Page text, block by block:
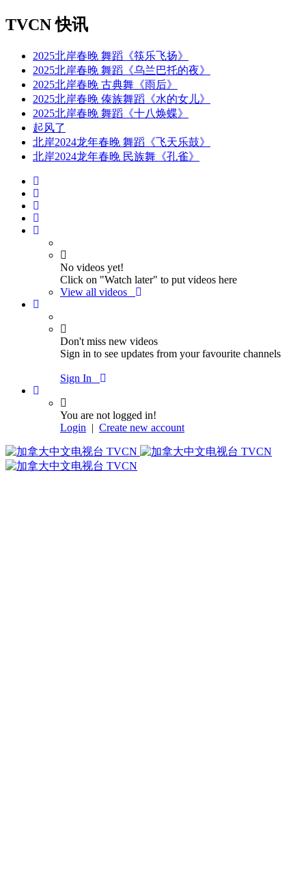
TVCN 快讯
2025北岸春晚 舞蹈《筷乐飞扬》
2025北岸春晚 舞蹈《乌兰巴托的夜》
2025北岸春晚 古典舞《雨后》
2025北岸春晚 傣族舞蹈《水的女儿》
2025北岸春晚 舞蹈《十八焕蝶》
起风了
北岸2024龙年春晚 舞蹈《飞天乐鼓》
北岸2024龙年春晚 民族舞《孔雀》
No videos yet!
Click on "Watch later" to put videos here
View all videos
Don't miss new videos
Sign in to see updates from your favourite channels
Sign In
You are not logged in!
Login | Create new account